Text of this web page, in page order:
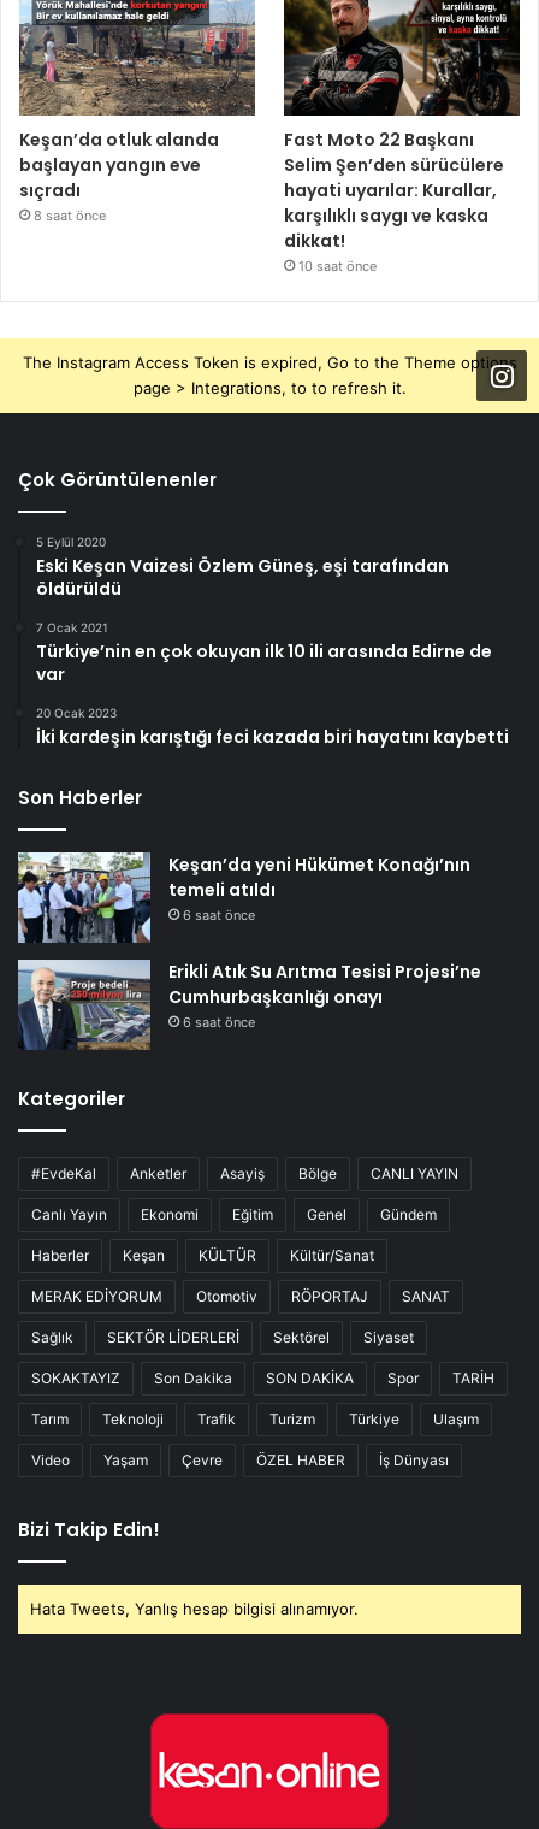
Keşan’da otluk alanda
başlayan yangın eve
sıçradı
8 saat önce
Fast Moto 22 Başkanı
Selim Şen’den sürücülere
hayati uyarılar: Kurallar,
karşılıklı saygı ve kaska
dikkat!
10 saat önce
The Instagram Access Token is expired, Go to the Theme options
page > Integrations, to to refresh it.
Çok Görüntülenenler
5 Eylül 2020
Eski Keşan Vaizesi Özlem Güneş, eşi tarafından
öldürüldü
7 Ocak 2021
Türkiye’nin en çok okuyan ilk 10 ili arasında Edirne de
var
20 Ocak 2023
İki kardeşin karıştığı feci kazada biri hayatını kaybetti
Son Haberler
Keşan’da yeni Hükümet Konağı’nın
temeli atıldı
6 saat önce
Erikli Atık Su Arıtma Tesisi Projesi’ne
Cumhurbaşkanlığı onayı
6 saat önce
Kategoriler
#EvdeKal Anketler Asayiş Bölge CANLI YAYIN
Canlı Yayın Ekonomi Eğitim Genel Gündem
Haberler Keşan KÜLTÜR Kültür/Sanat
MERAK EDİYORUM Otomotiv RÖPORTAJ SANAT
Sağlık SEKTÖR LİDERLERİ Sektörel Siyaset
SOKAKTAYIZ Son Dakika SON DAKİKA Spor TARİH
Tarım Teknoloji Trafik Turizm Türkiye Ulaşım
Video Yaşam Çevre ÖZEL HABER İş Dünyası
Bizi Takip Edin!
Hata Tweets, Yanlış hesap bilgisi alınamıyor.